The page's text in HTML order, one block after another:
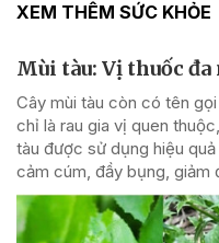
XEM THÊM SỨC KHỎE
Mùi tàu: Vị thuốc
Cây mùi tàu còn có tên
chỉ là rau gia vị quen
tàu được sử dụng hiệu
cảm cúm, đầy bụng, giảm